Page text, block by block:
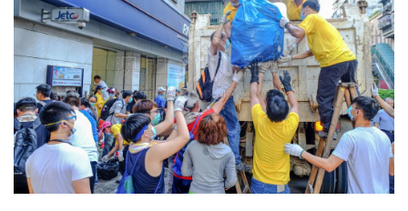
熱
搜
古
地
圖
媽